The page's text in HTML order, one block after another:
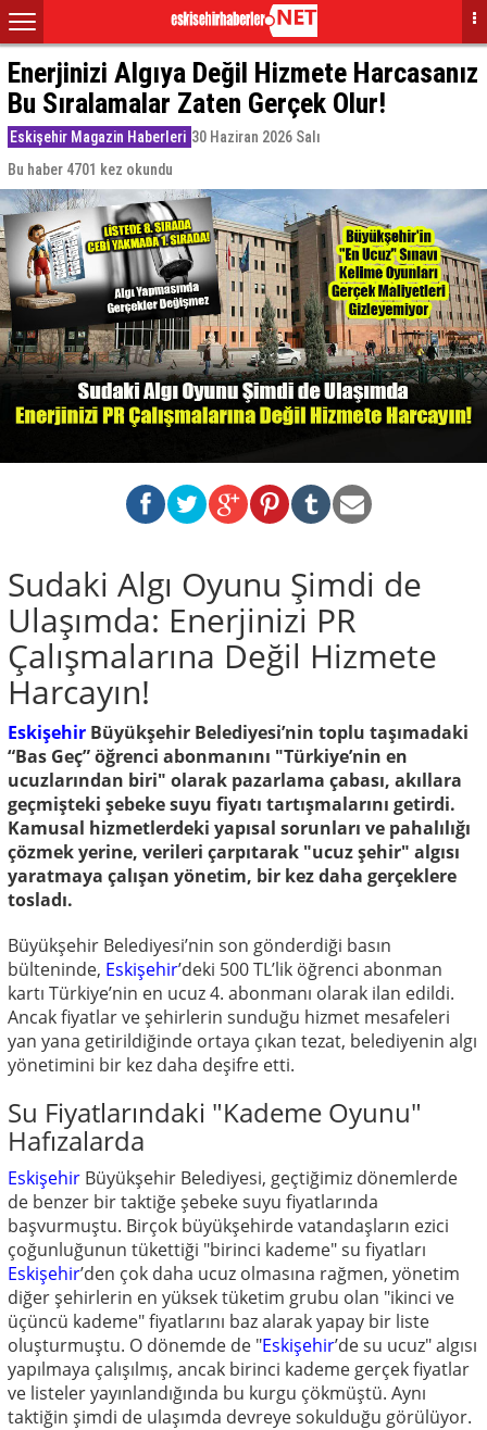
Enerjinizi Algıya Değil Hizmete Harcasanız
Bu Sıralamalar Zaten Gerçek Olur!
Eskişehir Magazin Haberleri 30 Haziran 2026 Salı
Bu haber 4701 kez okundu
Sudaki Algı Oyunu Şimdi de
Ulaşımda: Enerjinizi PR
Çalışmalarına Değil Hizmete
Harcayın!
Eskişehir Büyükşehir Belediyesi’nin toplu taşımadaki
“Bas Geç” öğrenci abonmanını "Türkiye’nin en
ucuzlarından biri" olarak pazarlama çabası, akıllara
geçmişteki şebeke suyu fiyatı tartışmalarını getirdi.
Kamusal hizmetlerdeki yapısal sorunları ve pahalılığı
çözmek yerine, verileri çarpıtarak "ucuz şehir" algısı
yaratmaya çalışan yönetim, bir kez daha gerçeklere
tosladı.
Büyükşehir Belediyesi’nin son gönderdiği basın
bülteninde, Eskişehir’deki 500 TL’lik öğrenci abonman
kartı Türkiye’nin en ucuz 4. abonmanı olarak ilan edildi.
Ancak fiyatlar ve şehirlerin sunduğu hizmet mesafeleri
yan yana getirildiğinde ortaya çıkan tezat, belediyenin algı
yönetimini bir kez daha deşifre etti.
Su Fiyatlarındaki "Kademe Oyunu"
Hafızalarda
Eskişehir Büyükşehir Belediyesi, geçtiğimiz dönemlerde
de benzer bir taktiğe şebeke suyu fiyatlarında
başvurmuştu. Birçok büyükşehirde vatandaşların ezici
çoğunluğunun tükettiği "birinci kademe" su fiyatları
Eskişehir’den çok daha ucuz olmasına rağmen, yönetim
diğer şehirlerin en yüksek tüketim grubu olan "ikinci ve
üçüncü kademe" fiyatlarını baz alarak yapay bir liste
oluşturmuştu. O dönemde de "Eskişehir’de su ucuz" algısı
yapılmaya çalışılmış, ancak birinci kademe gerçek fiyatlar
ve listeler yayınlandığında bu kurgu çökmüştü. Aynı
taktiğin şimdi de ulaşımda devreye sokulduğu görülüyor.